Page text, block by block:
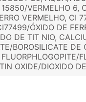
15850/VERMELHO 6,
VERMELHO, CI
ÓXIDO DE
DE TIT NIO,
BOROSILICATE DE
OXIDE/DIOXIDO